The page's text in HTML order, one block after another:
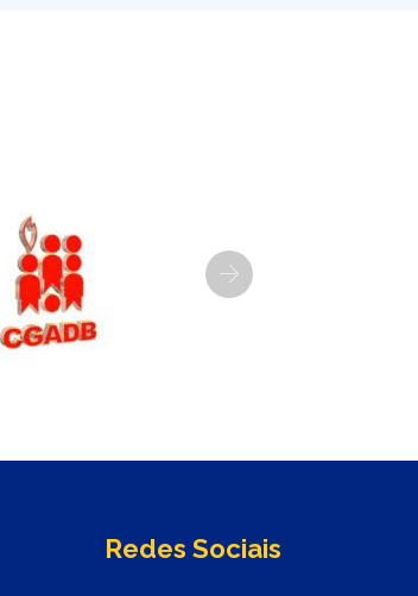
Next
Redes Sociais